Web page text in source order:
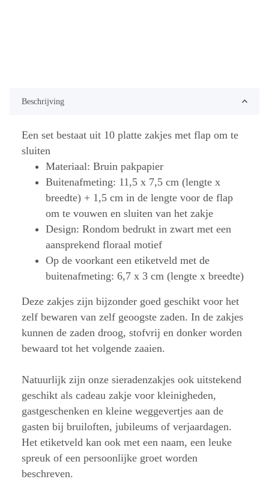
Beschrijving
Een set bestaat uit 10 platte zakjes met flap om te
sluiten
Materiaal: Bruin pakpapier
Buitenafmeting: 11,5 x 7,5 cm (lengte x
breedte) + 1,5 cm in de lengte voor de flap
om te vouwen en sluiten van het zakje
Design: Rondom bedrukt in zwart met een
aansprekend floraal motief
Op de voorkant een etiketveld met de
buitenafmeting: 6,7 x 3 cm (lengte x breedte)
Deze zakjes zijn bijzonder goed geschikt voor het
zelf bewaren van zelf geoogste zaden. In de zakjes
kunnen de zaden droog, stofvrij en donker worden
bewaard tot het volgende zaaien.
Natuurlijk zijn onze sieradenzakjes ook uitstekend
geschikt als cadeau zakje voor kleinigheden,
gastgeschenken en kleine weggevertjes aan de
gasten bij bruiloften, jubileums of verjaardagen.
Het etiketveld kan ook met een naam, een leuke
spreuk of een persoonlijke groet worden
beschreven.